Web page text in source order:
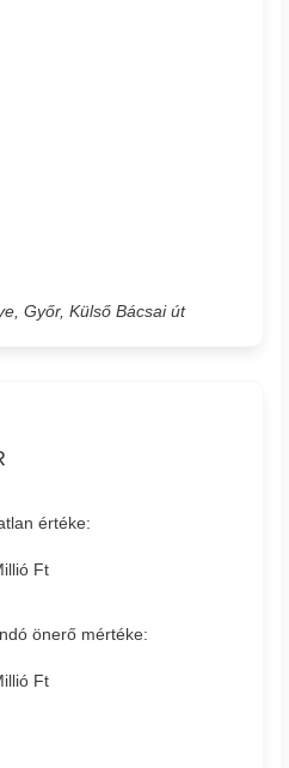
Győr, Külső Bácsai út
értéke:
Ft
önerő mértéke:
Ft